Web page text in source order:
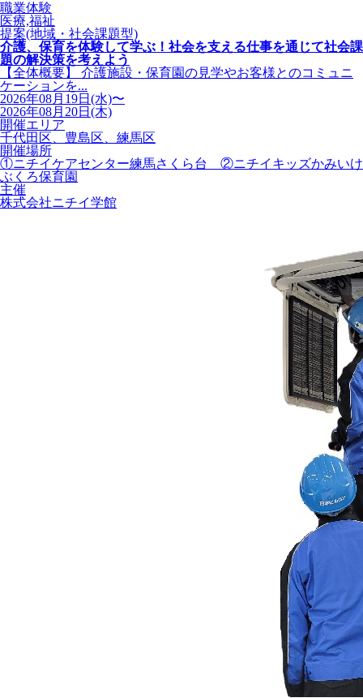
職業体験
医療,福祉
提案(地域・社会課題型)
介護、保育を体験して学ぶ！社会を支える仕事を通じて社会課
題の解決策を考えよう
【全体概要】 介護施設・保育園の見学やお客様とのコミュニ
ケーションを...
2026年08月19日(水)〜
2026年08月20日(木)
開催エリア
千代田区、豊島区、練馬区
開催場所
①ニチイケアセンター練馬さくら台 ②ニチイキッズかみいけ
ぶくろ保育園
主催
株式会社ニチイ学館